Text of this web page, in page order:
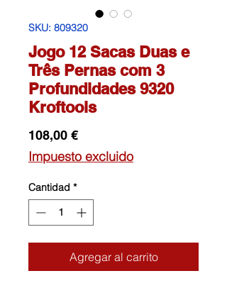
SKU: 809320
Jogo 12 Sacas Duas e
Três Pernas com 3
Profundidades 9320
Kroftools
108,00 €Precio
Impuesto excluido
Cantidad *
Agregar al carrito